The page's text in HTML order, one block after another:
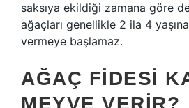
saksıya ekildiği zamana göre
ağaçları genellikle 2 ila 4
vermeye başlamaz.
AĞAÇ FIDESI
MEYVE VERIR?